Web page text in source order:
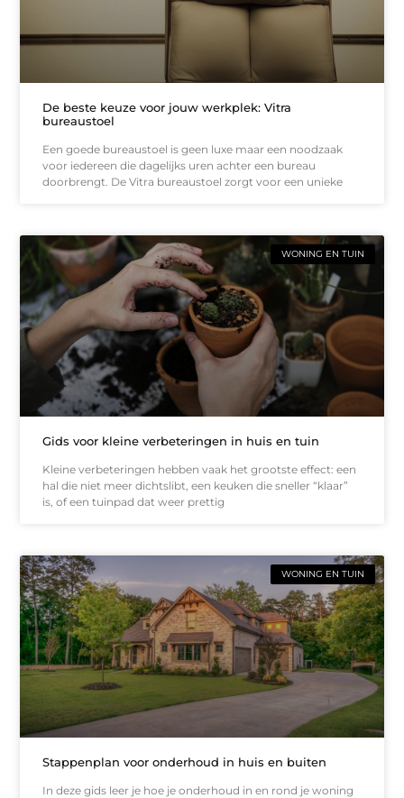
De beste keuze voor jouw werkplek: Vitra
bureaustoel
Een goede bureaustoel is geen luxe maar een noodzaak
voor iedereen die dagelijks uren achter een bureau
doorbrengt. De Vitra bureaustoel zorgt voor een unieke
WONING EN TUIN
Gids voor kleine verbeteringen in huis en tuin
Kleine verbeteringen hebben vaak het grootste effect: een
hal die niet meer dichtslibt, een keuken die sneller “klaar”
is, of een tuinpad dat weer prettig
WONING EN TUIN
Stappenplan voor onderhoud in huis en buiten
In deze gids leer je hoe je onderhoud in en rond je woning